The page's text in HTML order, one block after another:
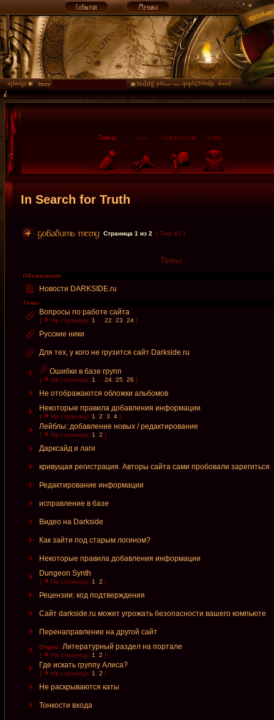
In Search for Truth
Страница 1 из 2 [ Тем: 61 ]
Темы
Объявления
Новости DARKSIDE.ru
Темы
Вопросы по работе сайта
[ На страницу: 1 22 23 24 ]
Русские ники
Для тех, у кого не грузится сайт Darkside.ru
Ошибки в базе групп
[ На страницу: 1 24 25 26 ]
Не отображаются обложки альбомов
Некоторые правила добавления информации
[ На страницу: 1 2 3 4 ]
Лейблы: добавление новых / редактирование
[ На страницу: 1 2 ]
Дарксайд и лаги
кривущая регистрация. Авторы сайта сами пробовали зарегиться
Редактирование информации
исправление в базе
Видео на Darkside
Как зайти под старым логином?
Некоторые правила добавления информации
Dungeon Synth
[ На страницу: 1 2 ]
Рецензии: код подтверждения
Сайт darkside.ru может угрожать безопасности вашего компьюте
Перенаправление на другой сайт
Опрос: Литературный раздел на портале
[ На страницу: 1 2 ]
Где искать группу Алиса?
[ На страницу: 1 2 ]
Не раскрываются каты
Тонкости входа